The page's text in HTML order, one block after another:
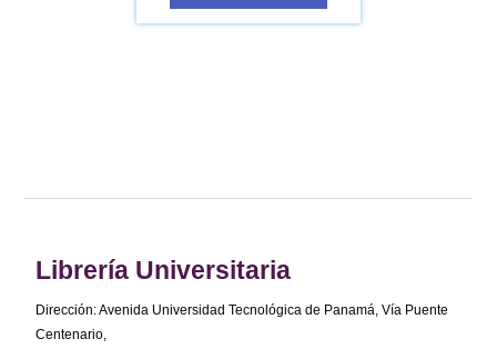
Librería Universitaria
Dirección: Avenida Universidad Tecnológica de Panamá, Vía Puente
Centenario,